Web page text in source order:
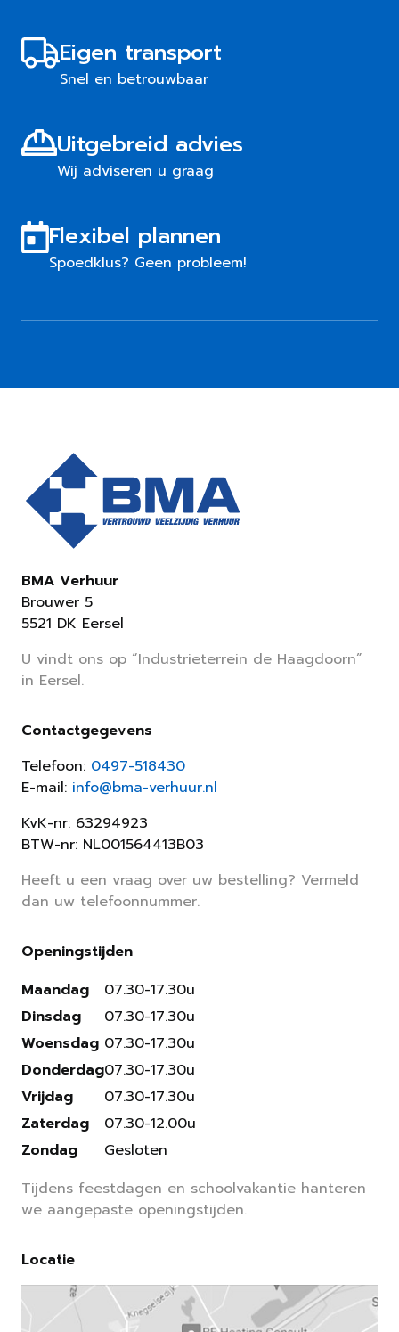
Eigen transport
Snel en betrouwbaar
Uitgebreid advies
Wij adviseren u graag
Flexibel plannen
Spoedklus? Geen probleem!
BMA Verhuur
Brouwer 5
5521 DK Eersel
U vindt ons op “Industrieterrein de Haagdoorn”
in Eersel.
Contactgegevens
Telefoon: 0497-518430
E-mail: info@bma-verhuur.nl
KvK-nr: 63294923
BTW-nr: NL001564413B03
Heeft u een vraag over uw bestelling? Vermeld
dan uw telefoonnummer.
Openingstijden
Maandag
Dinsdag
Woensdag
Donderdag
Vrijdag
Zaterdag
Zondag
07.30-17.30u
07.30-17.30u
07.30-17.30u
07.30-17.30u
07.30-17.30u
07.30-12.00u
Gesloten
Tijdens feestdagen en schoolvakantie hanteren
we aangepaste openingstijden.
Locatie